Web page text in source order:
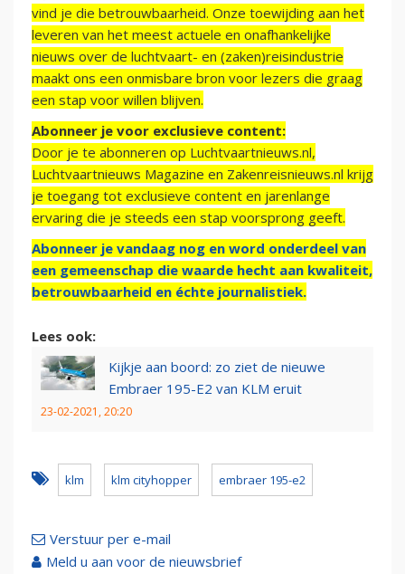
vind je die betrouwbaarheid. Onze toewijding aan het
leveren van het meest actuele en onafhankelijke
nieuws over de luchtvaart- en (zaken)reisindustrie
maakt ons een onmisbare bron voor lezers die graag
een stap voor willen blijven.
Abonneer je voor exclusieve content:
Door je te abonneren op Luchtvaartnieuws.nl,
Luchtvaartnieuws Magazine en Zakenreisnieuws.nl krijg
je toegang tot exclusieve content en jarenlange
ervaring die je steeds een stap voorsprong geeft.
Abonneer je vandaag nog en word onderdeel van
een gemeenschap die waarde hecht aan kwaliteit,
betrouwbaarheid en échte journalistiek.
Lees ook:
Kijkje aan boord: zo ziet de nieuwe
Embraer 195-E2 van KLM eruit
23-02-2021, 20:20
klm klm cityhopper embraer 195-e2
Verstuur per e-mail
Meld u aan voor de nieuwsbrief